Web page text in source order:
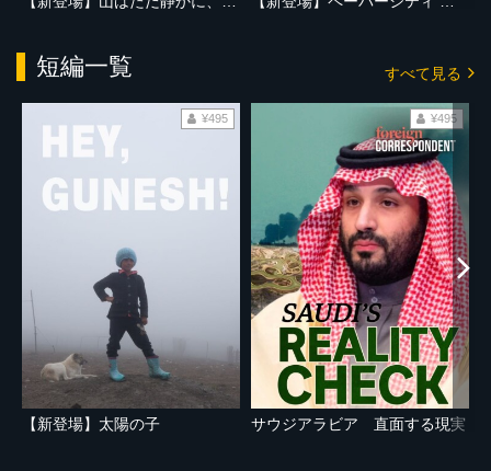
短編一覧 すべて見る
【新登場】太陽の子
¥495
サウジアラビア 直面する現実
¥495